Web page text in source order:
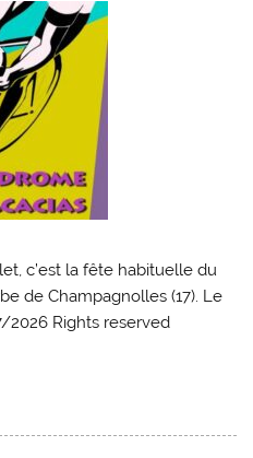
c’est la fête habituelle du
de Champagnolles (17). Le
Rights reserved